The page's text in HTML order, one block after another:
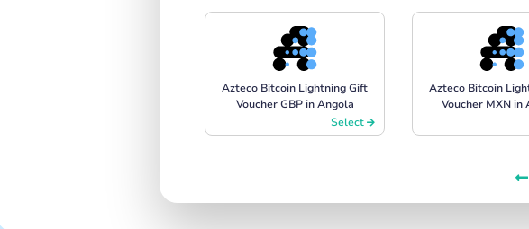
Azteco Bitcoin Lightning Gift
Voucher GBP in Angola
Select
Azteco Bitcoin
Voucher MXN in